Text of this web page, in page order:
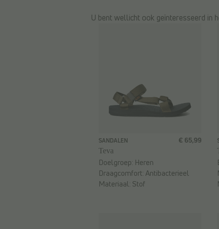
U bent wellicht ook geïnteresseerd in
SANDALEN
Teva
€ 65,99
Doelgroep: Heren
Draagcomfort:Antibacterieel
Materiaal: Stof